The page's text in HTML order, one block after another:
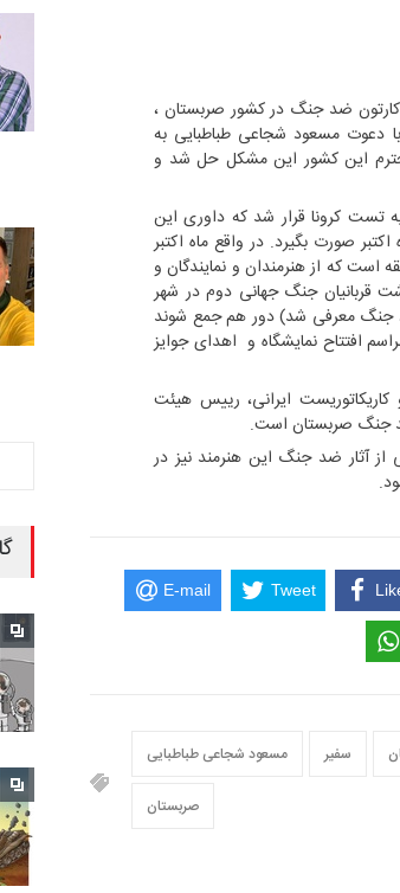
کارتون ضد جنگ در کشور صربستان ،
دعوت مسعود شجاعی طباطبایی به
این کشور این مشکل حل شد و
تست کرونا قرار شد که داوری این
صورت بگیرد. در واقع ماه اکتبر
مسابقه است که از هنرمندان و نمایندگان و
قربانیان جنگ جهانی دوم در شهر
جنگ معرفی شد) دور هم جمع شوند
افتتاح نمایشگاه و اهدای جوایز
ایرانی، رییس هیئت
جنگ صربستان است.
آثار ضد جنگ این هنرمند نیز در
E-mail Tweet
مسعود شجاعی طباطبایی سفیر
صربستان